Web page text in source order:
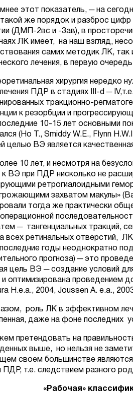
этот показатель, ─ на
же порядок и разброс цифр
(ДМП-2вс и -3ав), в
ЛК имеет, на наш взгляд,
самих методик ЛК, так
лечения, в первую
хирургия нередко
ПДР в стадиях III-d ─
тракционно-
к резорбции и
10-15 лет основными
(Ho Т., Smiddy W.E., Flynn
целью ВЭ является
10 лет, и несмотря на
к ВЭ при ПДР нисколько не
ретрогиалоидными
захватом макулы»
тогда же практически
─ тангенциальных тракций,
всех ретинальных отверстий,
годы неоднократно
прогноза) ─ это
цель ВЭ ─ создание условий
и оптимизирована проведением
H.e.a., 2004, Joussen A. e.a.,
роль ЛК в эффективном
даже на фоне последних
претендовать на
выше, но нельзя не
своем большинстве
ПДР, т.е. следствием разного
«Рабочая»